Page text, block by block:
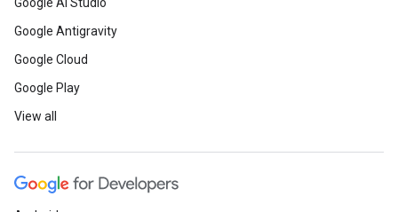
Google Antigravity
Google Cloud
Google Play
View all